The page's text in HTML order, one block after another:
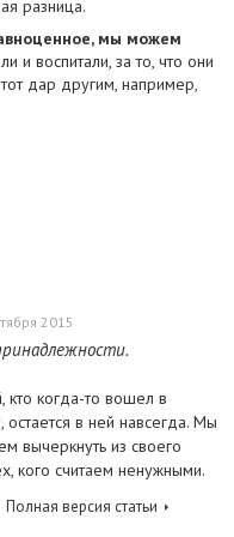
разница.
мы можем
и воспитали, за то, что они
дар другим, например,
2015
кто когда-то вошел в
остается в ней навсегда. Мы
вычеркнуть из своего
кого считаем ненужными.
Полная версия статьи